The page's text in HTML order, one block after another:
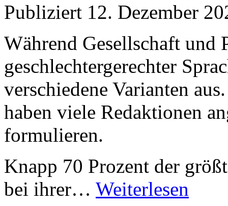
Publiziert 12. Dezember
Während Gesellschaft
geschlechtergerechter
verschiedene Varianten
haben viele Redaktionen
formulieren.
Knapp 70 Prozent der
bei ihrer… Weiterlesen